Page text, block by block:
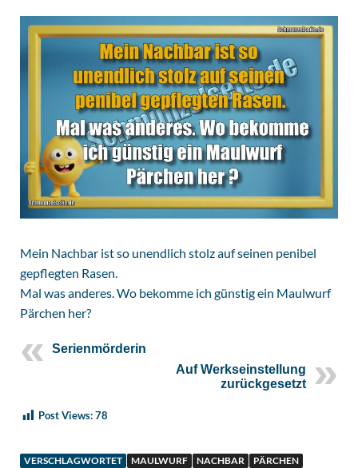
Mein Nachbar ist so unendlich stolz auf seinen penibel
gepflegten Rasen.
Mal was anderes. Wo bekomme ich günstig ein Maulwurf
Pärchen her?
Serienmörderin
Auf Werkseinstellung
zurückgesetzt
Post Views:78
VERSCHLAGWORTET MAULWURF NACHBAR
PÄRCHEN